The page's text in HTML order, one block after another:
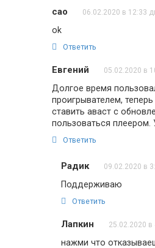
cao 06.02.2020 в 12:33
ok
Ответить
Евгений 05.02.2020 в
Долгое время
проигрывателем,
ставить аваст с
пользоваться
Ответить
Радик 09.02.2020 в
Поддерживаю
Ответить
Лапкин 25.02.2020 в
нажми что